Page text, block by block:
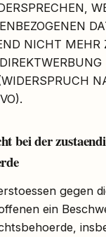
NICHT MEHR
bei der
gegen
ein